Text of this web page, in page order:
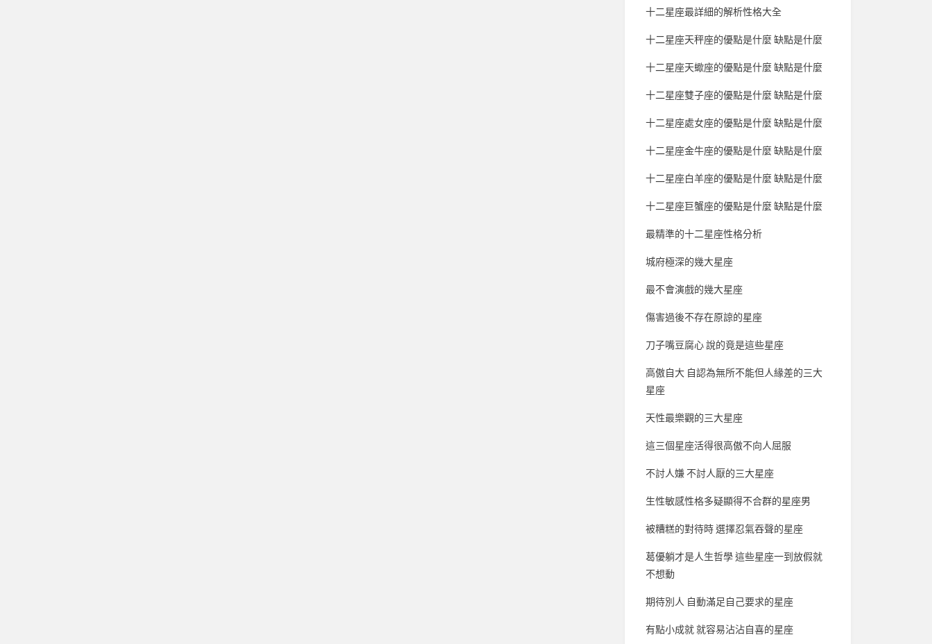
十二星座最詳細的解析性格大全
十二星座天秤座的優點是什麼 缺點是什麼
十二星座天蠍座的優點是什麼 缺點是什麼
十二星座雙子座的優點是什麼 缺點是什麼
十二星座處女座的優點是什麼 缺點是什麼
十二星座金牛座的優點是什麼 缺點是什麼
十二星座白羊座的優點是什麼 缺點是什麼
十二星座巨蟹座的優點是什麼 缺點是什麼
最精準的十二星座性格分析
城府極深的幾大星座
最不會演戲的幾大星座
傷害過後不存在原諒的星座
刀子嘴豆腐心 說的竟是這些星座
高傲自大 自認為無所不能但人緣差的三大
星座
天性最樂觀的三大星座
這三個星座活得很高傲不向人屈服
不討人嫌 不討人厭的三大星座
生性敏感性格多疑顯得不合群的星座男
被糟糕的對待時 選擇忍氣吞聲的星座
葛優躺才是人生哲學 這些星座一到放假就
不想動
期待別人 自動滿足自己要求的星座
有點小成就 就容易沾沾自喜的星座